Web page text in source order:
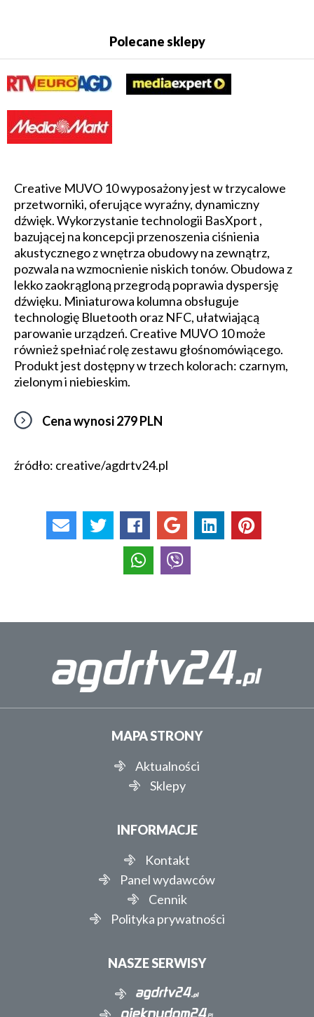
Polecane sklepy
Creative MUVO 10 wyposażony jest w trzycalowe
przetworniki, oferujące wyraźny, dynamiczny
dźwięk. Wykorzystanie technologii BasXport ,
bazującej na koncepcji przenoszenia ciśnienia
akustycznego z wnętrza obudowy na zewnątrz,
pozwala na wzmocnienie niskich tonów. Obudowa z
lekko zaokrągloną przegrodą poprawia dyspersję
dźwięku. Miniaturowa kolumna obsługuje
technologię Bluetooth oraz NFC, ułatwiającą
parowanie urządzeń. Creative MUVO 10 może
również spełniać rolę zestawu głośnomówiącego.
Produkt jest dostępny w trzech kolorach: czarnym,
zielonym i niebieskim.
Cena wynosi 279 PLN
źródło: creative/agdrtv24.pl
MAPA STRONY
Aktualności
Sklepy
INFORMACJE
Kontakt
Panel wydawców
Cennik
Polityka prywatności
NASZE SERWISY